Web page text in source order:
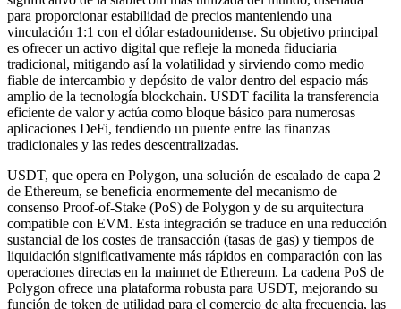
para proporcionar estabilidad de precios manteniendo una
vinculación 1:1 con el dólar estadounidense. Su objetivo principal
es ofrecer un activo digital que refleje la moneda fiduciaria
tradicional, mitigando así la volatilidad y sirviendo como medio
fiable de intercambio y depósito de valor dentro del espacio más
amplio de la tecnología blockchain. USDT facilita la transferencia
eficiente de valor y actúa como bloque básico para numerosas
aplicaciones DeFi, tendiendo un puente entre las finanzas
tradicionales y las redes descentralizadas.
USDT, que opera en Polygon, una solución de escalado de capa 2
de Ethereum, se beneficia enormemente del mecanismo de
consenso Proof-of-Stake (PoS) de Polygon y de su arquitectura
compatible con EVM. Esta integración se traduce en una reducción
sustancial de los costes de transacción (tasas de gas) y tiempos de
liquidación significativamente más rápidos en comparación con las
operaciones directas en la mainnet de Ethereum. La cadena PoS de
Polygon ofrece una plataforma robusta para USDT, mejorando su
función de token de utilidad para el comercio de alta frecuencia, las